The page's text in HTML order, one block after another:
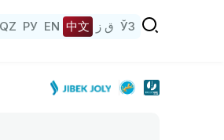
QZ РУ EN 中文 ق ز ЎЗ